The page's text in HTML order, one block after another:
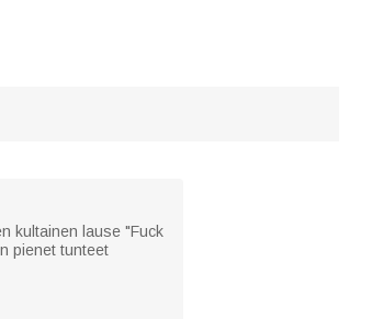
kultainen lause "Fuck
pienet tunteet